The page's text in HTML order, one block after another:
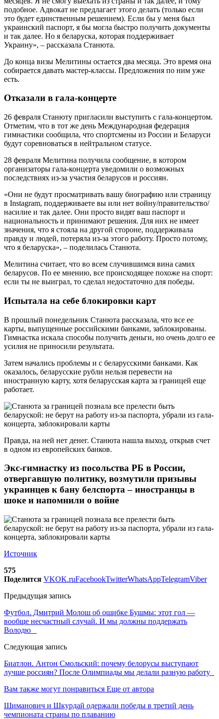
подобное. Адвокат не предлагает этого делать (только если
это будет единственным решением). Если бы у меня был
украинский паспорт, я бы могла быстро получить документы
и так далее. Но я беларуска, которая поддерживает
Украину», – рассказала Станюта.
До конца визы Мелитины остается два месяца. Это время она
собирается давать мастер-классы. Предложения по ним уже
есть.
Отказали в гала-концерте
26 февраля Станюту пригласили выступить с гала-концертом.
Отметим, что в тот же день Международная федерация
гимнастики сообщила, что спортсмены из России и Беларуси
будут соревноваться в нейтральном статусе.
28 февраля Мелитина получила сообщение, в котором
организаторы гала-концерта уведомили о возможных
последствиях из-за участия беларусов и россиян.
«Они не будут просматривать вашу биографию или страницу
в Instagram, поддерживаете вы или нет войну/правительство/
насилие и так далее. Они просто видят ваш паспорт и
национальность и принимают решения. Для них не имеет
значения, что я стояла на другой стороне, поддерживала
правду и людей, потеряла из-за этого работу. Просто потому,
что я беларуска», – поделилась Станюта.
Мелитина считает, что во всем случившимся вина самих
беларусов. По ее мнению, все происходящее похоже на спорт:
если ты не выиграл, то сделал недостаточно для победы.
Испытала на себе блокировки карт
В прошлый понедельник Станюта рассказала, что все ее
карты, выпущенные российскими банками, заблокированы.
Гимнастка искала способы получить деньги, но очень долго ее
усилия не приносили результата.
Затем начались проблемы и с беларусскими банками. Как
оказалось, беларусские рубли нельзя перевести на
иностранную карту, хотя беларусская карта за границей еще
работает.
Правда, на ней нет денег. Станюта нашла выход, открыв счет
в одном из европейских банков.
Экс-гимнастку из посольства РБ в России,
отвергавшую политику, возмутили призывы
украинцев к бану белспорта – иностранцы в
шоке и напомнили о войне
Источник
575
Поделится VKOK.ruFacebookTwitterWhatsAppTelegramViber
Предыдущая запись
Футбол. Дмитрий Молош об ошибке Бушмы: этот гол —
вообще несчастный случай. И мы должны поддержать
Володю
Следующая запись
Биатлон. Антон Смольский: почему белорусы выступают
лучше россиян? После Олимпиады мы делали разную работу
Вам также могут понравиться Еще от автора
Шиманович и Шкурдай одержали победы в третий день
чемпионата страны по плаванию